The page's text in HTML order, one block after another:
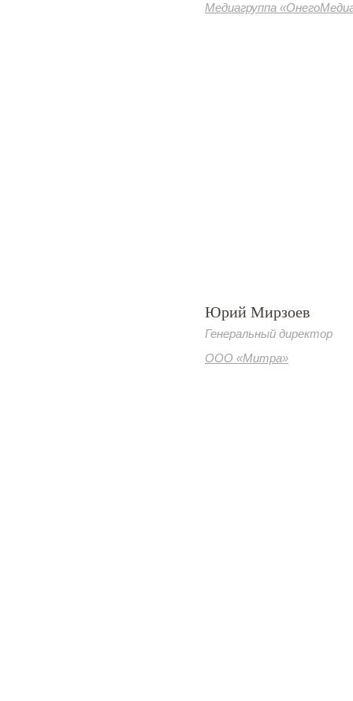
Медиагруппа
Юрий Мирзоев
Генеральный директор
ООО «Митра»